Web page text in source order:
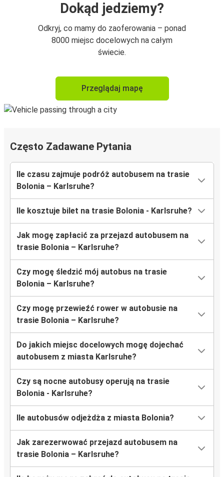
Dokąd jedziemy?
Odkryj, co mamy do zaoferowania – ponad
8000 miejsc docelowych na całym
świecie.
Przeglądaj mapę
Często Zadawane Pytania
Ile czasu zajmuje podróż autobusem na trasie
Bolonia – Karlsruhe?
Ile kosztuje bilet na trasie Bolonia - Karlsruhe?
Jak mogę zapłacić za przejazd autobusem na
trasie Bolonia – Karlsruhe?
Czy mogę śledzić mój autobus na trasie
Bolonia – Karlsruhe?
Czy mogę przewieźć rower w autobusie na
trasie Bolonia – Karlsruhe?
Do jakich miejsc docelowych mogę dojechać
autobusem z miasta Karlsruhe?
Czy są nocne autobusy operują na trasie
Bolonia - Karlsruhe?
Ile autobusów odjeżdża z miasta Bolonia?
Jak zarezerwować przejazd autobusem na
trasie Bolonia – Karlsruhe?